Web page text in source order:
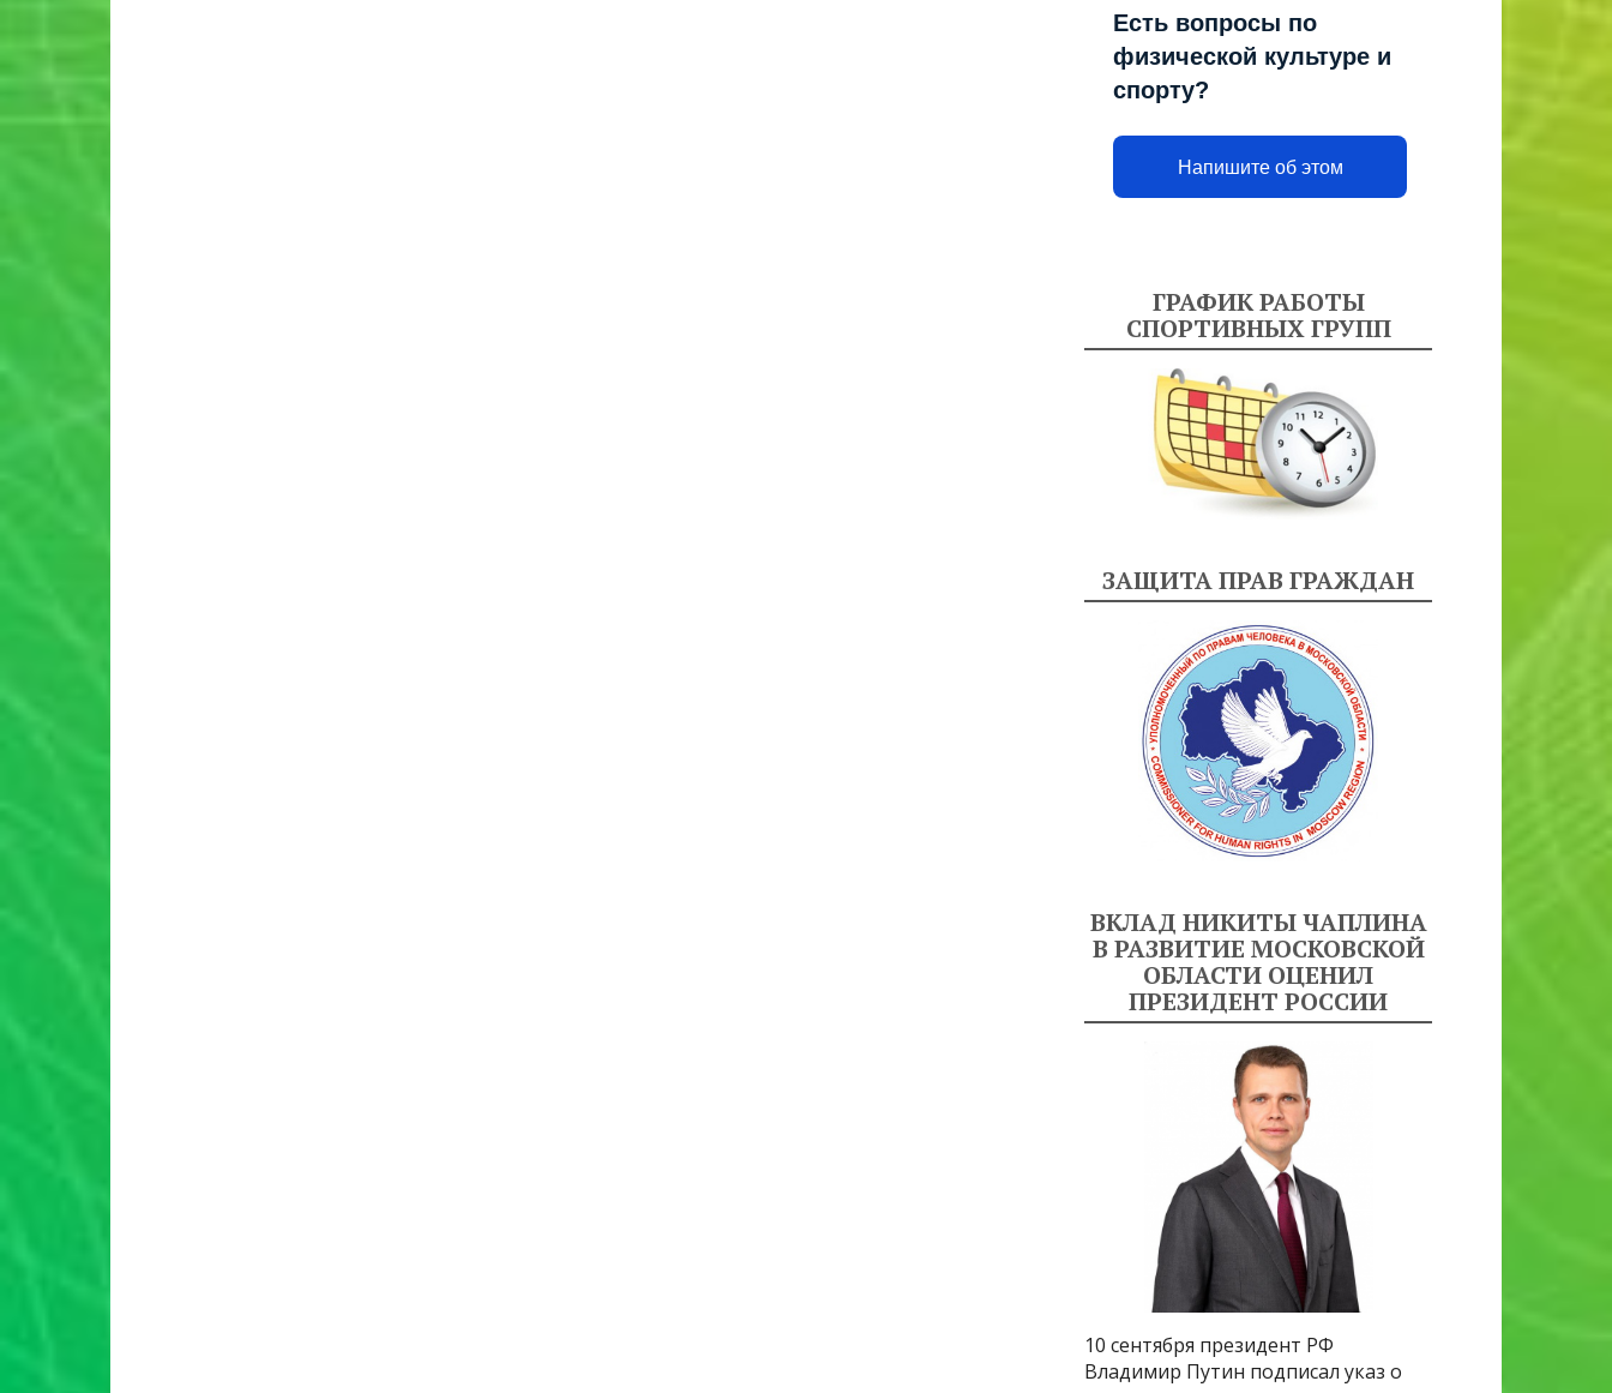
Есть вопросы по
физической культуре и
спорту?
Напишите об этом
ГРАФИК РАБОТЫ
СПОРТИВНЫХ ГРУПП
ЗАЩИТА ПРАВ ГРАЖДАН
ВКЛАД НИКИТЫ ЧАПЛИНА
В РАЗВИТИЕ МОСКОВСКОЙ
ОБЛАСТИ ОЦЕНИЛ
ПРЕЗИДЕНТ РОССИИ
10 сентября президент РФ
Владимир Путин подписал указ о